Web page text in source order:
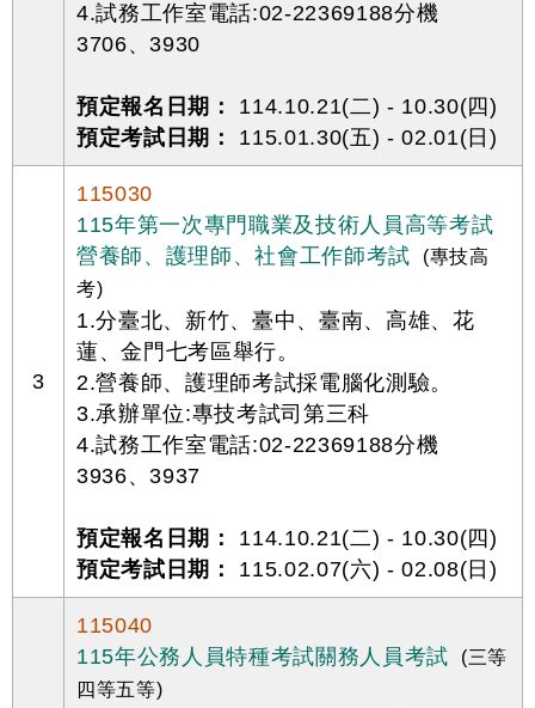
4.試務工作室電話:02-22369188分機
3706、3930
預定報名日期：
114.10.21(二) - 10.30(四)
預定考試日期：
115.01.30(五) - 02.01(日)
3
115030
115年第一次專門職業及技術人員高等考試
營養師、護理師、社會工作師考試
(專技高
考)
1.分臺北、新竹、臺中、臺南、高雄、花
蓮、金門七考區舉行。
2.營養師、護理師考試採電腦化測驗。
3.承辦單位:專技考試司第三科
4.試務工作室電話:02-22369188分機
3936、3937
預定報名日期：
114.10.21(二) - 10.30(四)
預定考試日期：
115.02.07(六) - 02.08(日)
115040
115年公務人員特種考試關務人員考試
(三等
四等五等)